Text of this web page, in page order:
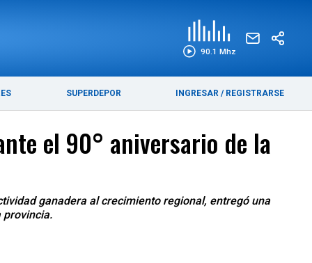
90.1 Mhz
SUPERDEPOR INGRESAR / REGISTRARSE
el 90° aniversario de la
ganadera al crecimiento regional, entregó una
provincia.